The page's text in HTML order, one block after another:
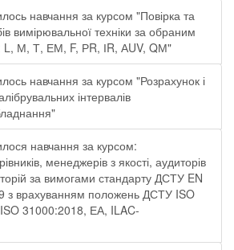
навчання за курсом "Повірка та
вимірювальної техніки за обраним
L, М, Т, ЕМ, F, РR, ІR, АUV, QМ"
навчання за курсом "Розрахунок і
інтервалів
навчання за курсом:
менеджерів з якості, аудиторів
за вимогами стандарту ДСТУ EN
з врахуванням положень ДСТУ ISO
31000:2018, ЕА, ILAC-